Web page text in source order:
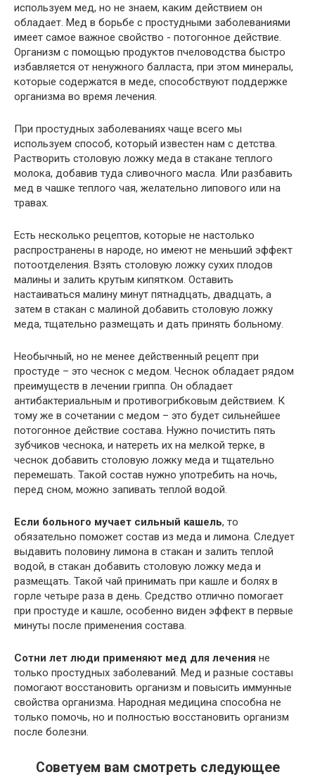
используем мед, но не знаем, каким действием он
обладает. Мед в борьбе с простудными заболеваниями
имеет самое важное свойство - потогонное действие.
Организм с помощью продуктов пчеловодства быстро
избавляется от ненужного балласта, при этом минералы,
которые содержатся в меде, способствуют поддержке
организма во время лечения.
При простудных заболеваниях чаще всего мы
используем способ, который известен нам с детства.
Растворить столовую ложку меда в стакане теплого
молока, добавив туда сливочного масла. Или разбавить
мед в чашке теплого чая, желательно липового или на
травах.
Есть несколько рецептов, которые не настолько
распространены в народе, но имеют не меньший эффект
потоотделения. Взять столовую ложку сухих плодов
малины и залить крутым кипятком. Оставить
настаиваться малину минут пятнадцать, двадцать, а
затем в стакан с малиной добавить столовую ложку
меда, тщательно размещать и дать принять больному.
Необычный, но не менее действенный рецепт при
простуде – это чеснок с медом. Чеснок обладает рядом
преимуществ в лечении гриппа. Он обладает
антибактериальным и противогрибковым действием. К
тому же в сочетании с медом – это будет сильнейшее
потогонное действие состава. Нужно почистить пять
зубчиков чеснока, и натереть их на мелкой терке, в
чеснок добавить столовую ложку меда и тщательно
перемешать. Такой состав нужно употребить на ночь,
перед сном, можно запивать теплой водой.
Если больного мучает сильный кашель, то
обязательно поможет состав из меда и лимона. Следует
выдавить половину лимона в стакан и залить теплой
водой, в стакан добавить столовую ложку меда и
размещать. Такой чай принимать при кашле и болях в
горле четыре раза в день. Средство отлично помогает
при простуде и кашле, особенно виден эффект в первые
минуты после применения состава.
Сотни лет люди применяют мед для лечения не
только простудных заболеваний. Мед и разные составы
помогают восстановить организм и повысить иммунные
свойства организма. Народная медицина способна не
только помочь, но и полностью восстановить организм
после болезни.
Советуем вам смотреть следующее